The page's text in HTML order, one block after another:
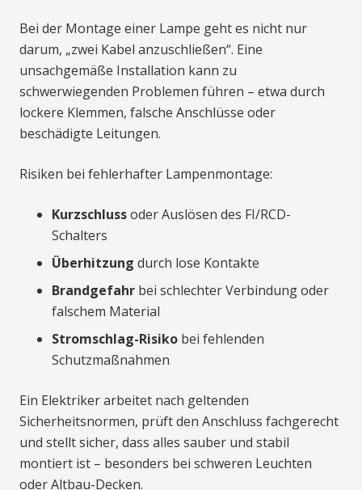
Bei der Montage einer Lampe geht es nicht nur
darum, „zwei Kabel anzuschließen“. Eine
unsachgemäße Installation kann zu
schwerwiegenden Problemen führen – etwa durch
lockere Klemmen, falsche Anschlüsse oder
beschädigte Leitungen.
Risiken bei fehlerhafter Lampenmontage:
Kurzschlussoder Auslösen des FI/RCD-
Schalters
Überhitzung durch lose Kontakte
Brandgefahr bei schlechter Verbindung oder
falschem Material
Stromschlag-Risiko bei fehlenden
Schutzmaßnahmen
Ein Elektriker arbeitet nach geltenden
Sicherheitsnormen, prüft den Anschluss fachgerecht
und stellt sicher, dass alles sauber und stabil
montiert ist – besonders bei schweren Leuchten
oder Altbau-Decken.